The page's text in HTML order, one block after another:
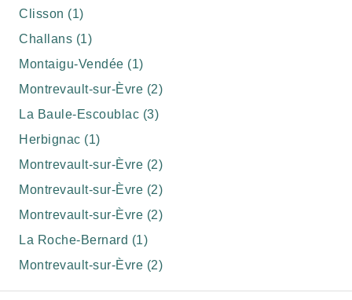
Clisson (1)
Challans (1)
Montaigu-Vendée (1)
Montrevault-sur-Èvre (2)
La Baule-Escoublac (3)
Herbignac (1)
Montrevault-sur-Èvre (2)
Montrevault-sur-Èvre (2)
Montrevault-sur-Èvre (2)
La Roche-Bernard (1)
Montrevault-sur-Èvre (2)